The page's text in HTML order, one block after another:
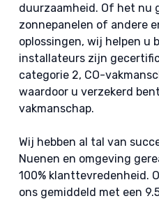
duurzaamheid. Of het nu
zonnepanelen of andere
oplossingen, wij helpen u
installateurs zijn
categorie 2, CO-
waardoor u verzekerd
vakmanschap.
Wij hebben al tal van
Nuenen en omgeving
100% klanttevredenheid.
ons gemiddeld met een